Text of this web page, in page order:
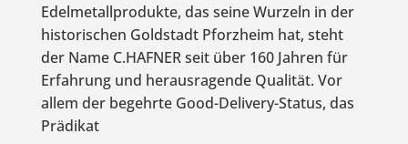
Edelmetallprodukte, das seine Wurzeln in der
historischen Goldstadt Pforzheim hat, steht
der Name C.HAFNER seit über 160 Jahren für
Erfahrung und herausragende Qualität. Vor
allem der begehrte Good-Delivery-Status, das
Prädikat